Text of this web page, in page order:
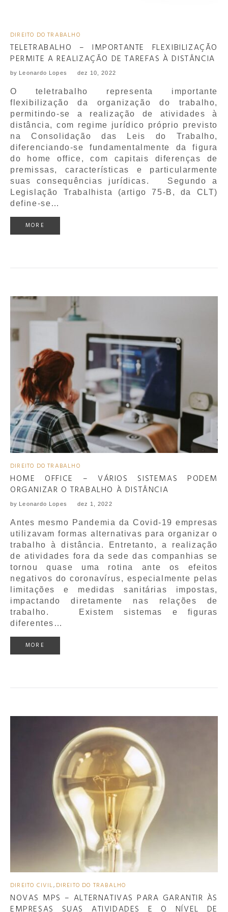
DIREITO DO TRABALHO
TELETRABALHO – IMPORTANTE FLEXIBILIZAÇÃO
PERMITE A REALIZAÇÃO DE TAREFAS À DISTÂNCIA
by Leonardo Lopes dez 10, 2022
O teletrabalho representa importante
flexibilização da organização do trabalho,
permitindo-se a realização de atividades à
distância, com regime jurídico próprio previsto
na Consolidação das Leis do Trabalho,
diferenciando-se fundamentalmente da figura
do home office, com capitais diferenças de
premissas, características e particularmente
suas consequências jurídicas. Segundo a
Legislação Trabalhista (artigo 75-B, da CLT)
define-se…
MORE
DIREITO DO TRABALHO
HOME OFFICE – VÁRIOS SISTEMAS PODEM
ORGANIZAR O TRABALHO À DISTÂNCIA
by Leonardo Lopes dez 1, 2022
Antes mesmo Pandemia da Covid-19 empresas
utilizavam formas alternativas para organizar o
trabalho à distância. Entretanto, a realização
de atividades fora da sede das companhias se
tornou quase uma rotina ante os efeitos
negativos do coronavírus, especialmente pelas
limitações e medidas sanitárias impostas,
impactando diretamente nas relações de
trabalho. Existem sistemas e figuras
diferentes…
MORE
DIREITO CIVIL, DIREITO DO TRABALHO
NOVAS MPS – ALTERNATIVAS PARA GARANTIR ÀS